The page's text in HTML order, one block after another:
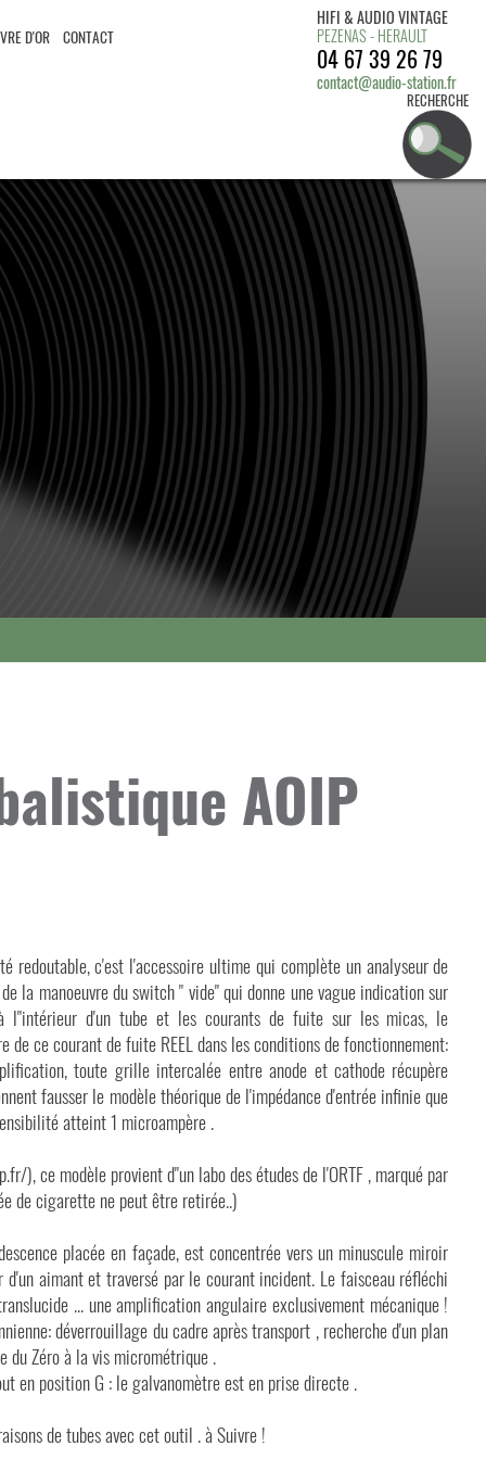
D'OR CONTACT
HIFI & AUDIO VINTAGE
PEZENAS - HERAULT
04 67 39 26 79
contact@audio-station.fr
RECHERCHE
AOIP
redoutable, c'est l'accessoire ultime qui complète un analyseur de
la manoeuvre du switch " vide" qui donne une vague indication sur
l"intérieur d'un tube et les courants de fuite sur les micas, le
de ce courant de fuite REEL dans les conditions de fonctionnement:
toute grille intercalée entre anode et cathode récupère
fausser le modèle théorique de l'impédance d'entrée infinie que
atteint 1 microampère .
), ce modèle provient d"un labo des études de l'ORTF , marqué par
de cigarette ne peut être retirée..)
placée en façade, est concentrée vers un minuscule miroir
aimant et traversé par le courant incident. Le faisceau réfléchi
... une amplification angulaire exclusivement mécanique !
déverrouillage du cadre après transport , recherche d'un plan
du Zéro à la vis micrométrique .
en position G : le galvanomètre est en prise directe .
de tubes avec cet outil . à Suivre !